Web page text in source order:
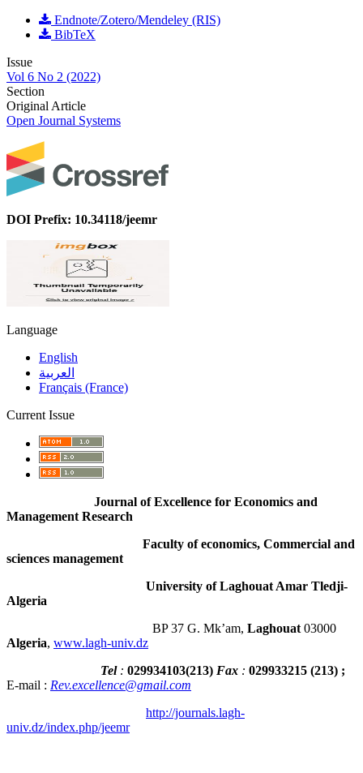
Endnote/Zotero/Mendeley (RIS)
BibTeX
Issue
Vol 6 No 2 (2022)
Section
Original Article
Open Journal Systems
DOI Prefix: 10.34118/jeemr
Language
English
العربية
Français (France)
Current Issue
Journal of Excellence for Economics and
Management Research
Faculty of economics, Commercial and
sciences management
University of Laghouat Amar Tledji-
Algeria
BP 37 G. Mk’am, Laghouat 03000
Algeria, www.lagh-univ.dz
Tel : 029934103(213) Fax : 029933215 (213) ;
E-mail : Rev.excellence@gmail.com
http://journals.lagh-
univ.dz/index.php/jeemr